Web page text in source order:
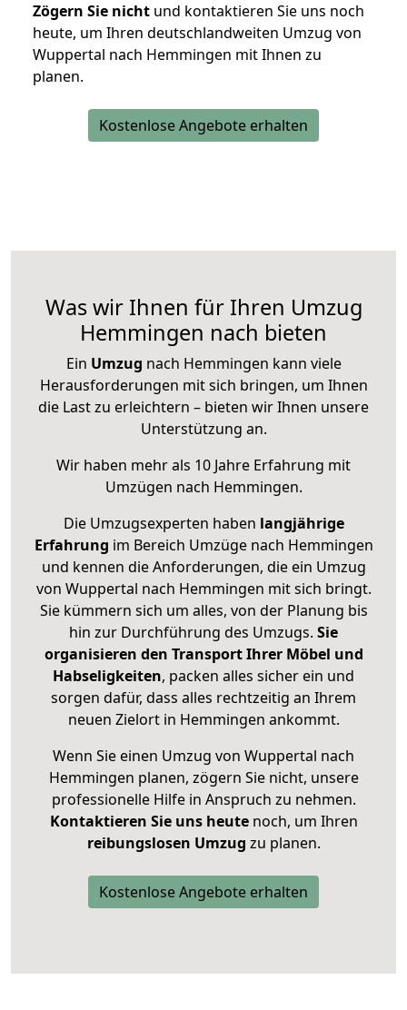
Zögern Sie nicht und kontaktieren Sie uns noch
heute, um Ihren deutschlandweiten Umzug von
Wuppertal nach Hemmingen mit Ihnen zu
planen.
Kostenlose Angebote erhalten
Was wir Ihnen für Ihren Umzug
Hemmingen nach bieten
Ein Umzug nach Hemmingen kann viele
Herausforderungen mit sich bringen, um Ihnen
die Last zu erleichtern – bieten wir Ihnen unsere
Unterstützung an.
Wir haben mehr als 10 Jahre Erfahrung mit
Umzügen nach Hemmingen.
Die Umzugsexperten haben langjährige
Erfahrung im Bereich Umzüge nach Hemmingen
und kennen die Anforderungen, die ein Umzug
von Wuppertal nach Hemmingen mit sich bringt.
Sie kümmern sich um alles, von der Planung bis
hin zur Durchführung des Umzugs. Sie
organisieren den Transport Ihrer Möbel und
Habseligkeiten, packen alles sicher ein und
sorgen dafür, dass alles rechtzeitig an Ihrem
neuen Zielort in Hemmingen ankommt.
Wenn Sie einen Umzug von Wuppertal nach
Hemmingen planen, zögern Sie nicht, unsere
professionelle Hilfe in Anspruch zu nehmen.
Kontaktieren Sie uns heutenoch, um Ihren
reibungslosen Umzug zu planen.
Kostenlose Angebote erhalten